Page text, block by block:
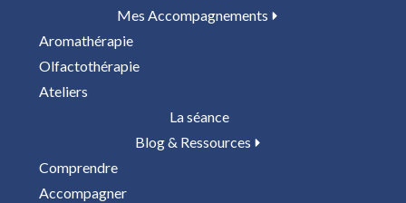
Mes Accompagnements
Aromathérapie
Olfactothérapie
Ateliers
La séance
Blog & Ressources
Comprendre
Accompagner